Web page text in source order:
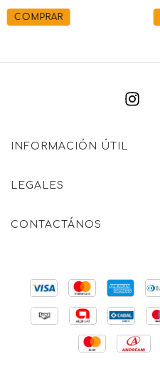
COMPRAR
INFORMACIÓN ÚTIL
LEGALES
CONTACTÁNOS